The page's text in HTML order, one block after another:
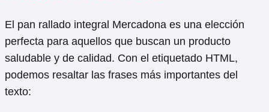
El pan rallado integral Mercadona es una elección
perfecta para aquellos que buscan un producto
saludable y de calidad. Con el etiquetado HTML,
podemos resaltar las frases más importantes del
texto: